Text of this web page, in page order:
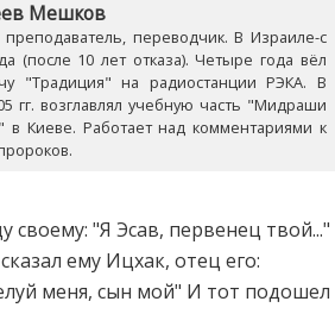
Мешков
преподаватель, переводчик. В Израиле-с
(после 10 лет отказа). Четыре года вёл
"Традиция" на радиостанции РЭКА. В
гг. возглавлял учебную часть "Мидраши
в Киеве. Работает над комментариями к
своему: "Я Эсав, первенец твой..."
ему Ицхак, отец его:
меня, сын мой" И тот подошел